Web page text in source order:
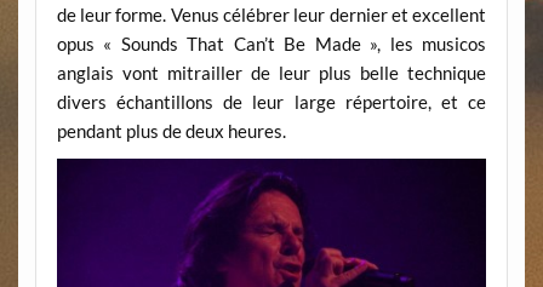
de leur forme. Venus célébrer leur dernier et excellent
opus « Sounds That Can’t Be Made », les musicos
anglais vont mitrailler de leur plus belle technique
divers échantillons de leur large répertoire, et ce
pendant plus de deux heures.